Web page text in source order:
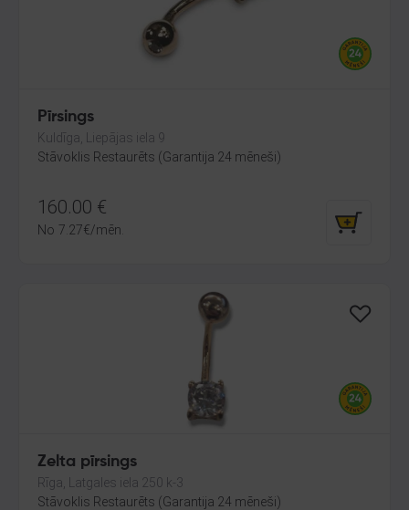
Pīrsings
Kuldīga, Liepājas iela 9
Stāvoklis Restaurēts (Garantija 24 mēneši)
160.00 €
No 7.27€/mēn.
Zelta pīrsings
Rīga, Latgales iela 250 k-3
Stāvoklis Restaurēts (Garantija 24 mēneši)